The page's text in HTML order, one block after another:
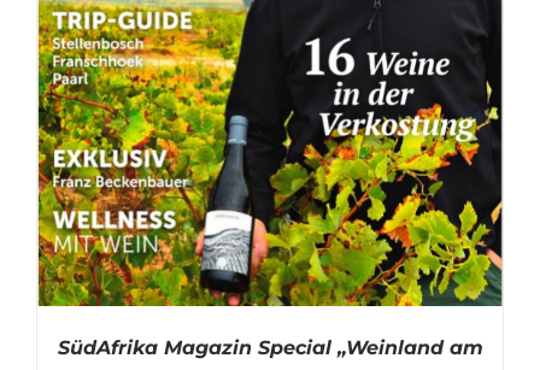
SüdAfrika Magazin Special „Weinland am